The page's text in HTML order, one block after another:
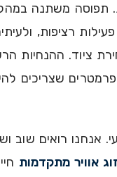
תפוסה משתנה
רציפות,
ציוד. ההנחיות
שצריכים
אנחנו רואים שוב
אוויר מתקדמות